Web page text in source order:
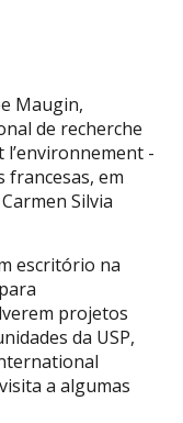
Maugin,
de recherche
l’environnement -
francesas, em
Silvia
escritório na
projetos
da USP,
a algumas